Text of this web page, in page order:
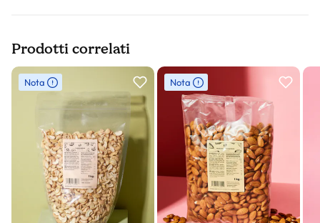
Prodotti correlati
Slider prodotto
Nota Nota